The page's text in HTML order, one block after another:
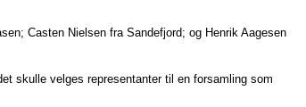
Casten Nielsen fra Sandefjord; og Henrik Aagesen
skulle velges representanter til en forsamling som